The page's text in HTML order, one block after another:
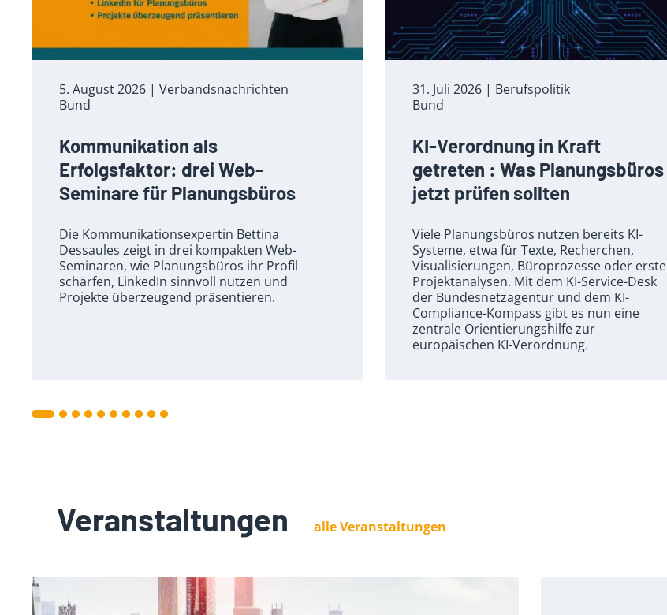
5. August 2026 | Verbandsnachrichten
Bund
Kommunikation als
Erfolgsfaktor: drei Web-
Seminare für Planungsbüros
Die Kommunikationsexpertin Bettina
Dessaules zeigt in drei kompakten Web-
Seminaren, wie Planungsbüros ihr Profil
schärfen, LinkedIn sinnvoll nutzen und
Projekte überzeugend präsentieren.
31. Juli 2026 | Berufspolitik
Bund
KI-Verordnung in Kraft
getreten : Was Planungsbüros
jetzt prüfen sollten
Viele Planungsbüros nutzen bereits KI-
Systeme, etwa für Texte, Recherchen,
Visualisierungen, Büroprozesse oder erste
Projektanalysen. Mit dem KI-Service-Desk
der Bundesnetzagentur und dem KI-
Compliance-Kompass gibt es nun eine
zentrale Orientierungshilfe zur
europäischen KI-Verordnung.
Veranstaltungen alle Veranstaltungen